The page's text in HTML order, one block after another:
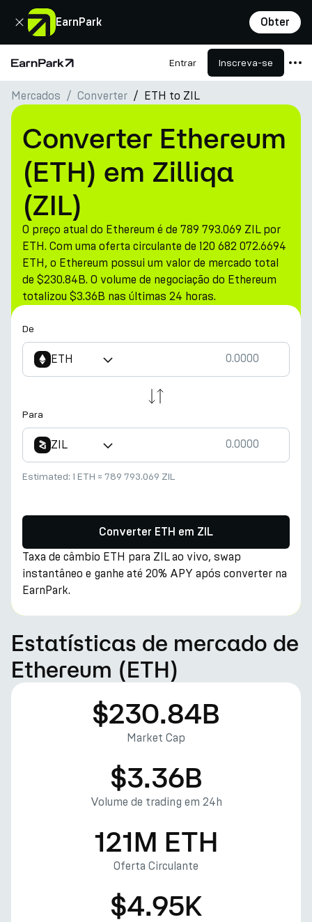
EarnPark Obter
Fechar
Página Inicial Entrar Inscreva-se
Produtos
Mercados
Calculadoras
PARK Token
Recursos
Empresa
Mercados Converter ETH to ZIL
Converter Ethereum
(ETH) em Zilliqa
(ZIL)
O preço atual do Ethereum é de 789 793.069 ZIL por
ETH. Com uma oferta circulante de 120 682 072.6694
ETH, o Ethereum possui um valor de mercado total
de $230.84B. O volume de negociação do Ethereum
totalizou $3.36B nas últimas 24 horas.
De
ETH
Para
ZIL
Estimated: 1 ETH ≈ 789 793.069 ZIL
Converter ETH em ZIL
Taxa de câmbio ETH para ZIL ao vivo, swap
instantâneo e ganhe até 20% APY após converter na
EarnPark.
Estatísticas de mercado de
Ethereum (ETH)
$230.84B
Market Cap
$3.36B
Volume de trading em 24h
121M ETH
Oferta Circulante
$4.95K